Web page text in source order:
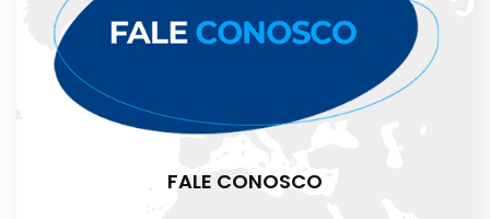
FALE CONOSCO